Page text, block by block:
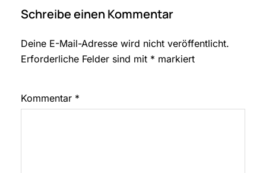
Schreibe einen Kommentar
Deine E-Mail-Adresse wird nicht veröffentlicht.
Erforderliche Felder sind mit * markiert
Kommentar *